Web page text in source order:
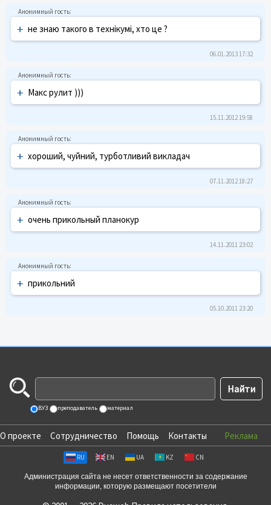
+ не знаю такого в технікумі, хто це ?
06.01.2013 17:32
+ Макс рулит )))
15.11.2012 19:58
+ хороший, чуйний, турботливий викладач
07.11.2012 18:27
+ очень прикольный планокур
14.11.2011 23:02
+ прикольний
05.10.2011 23:20
ВУЗ преподаватель материал
О проекте Сотрудничество Помощь Контакты Реклама
RU EN UA KZ CN
Администрация сайта не несет ответственности за содержание
информации, которую размещают посетители